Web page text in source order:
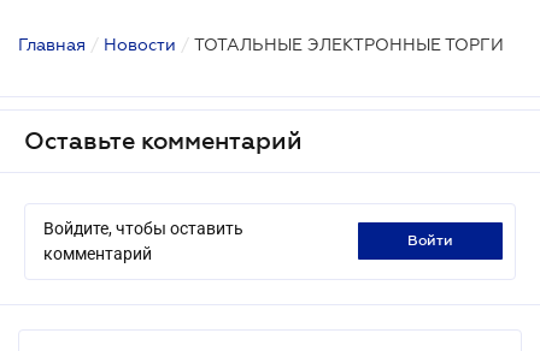
Главная / Новости / ТОТАЛЬНЫЕ ЭЛЕКТРОННЫЕ ТОРГИ
Оставьте комментарий
Войдите, чтобы оставить
комментарий
войти